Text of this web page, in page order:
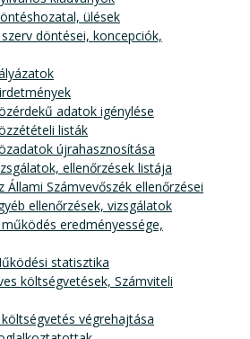
ülések
döntései, koncepciók,
adatok igénylése
listák
újrahasznosítása
ellenőrzések listája
Állami Számvevőszék ellenőrzései
ellenőrzések, vizsgálatok
eredményessége,
statisztika
költségvetések, Számviteli
végrehajtása